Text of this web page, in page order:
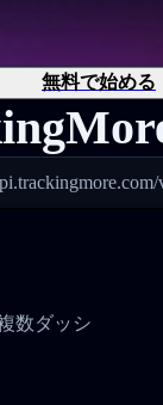
無料で始める
数ダッシ